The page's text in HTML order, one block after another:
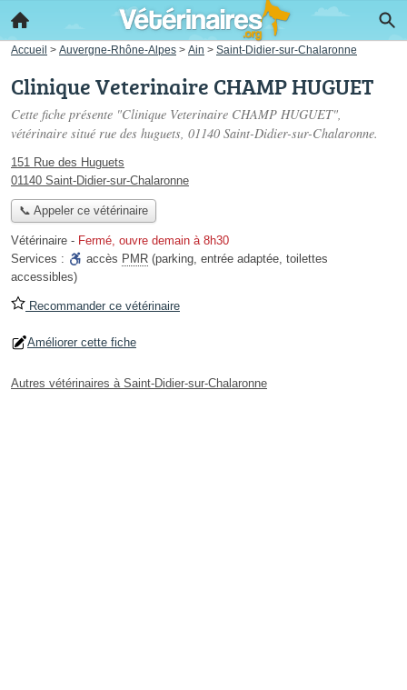
Accueil > Auvergne-Rhône-Alpes > Ain > Saint-Didier-sur-Chalaronne
Clinique Veterinaire CHAMP HUGUET
Cette fiche présente "Clinique Veterinaire CHAMP HUGUET",
vétérinaire situé rue des huguets, 01140 Saint-Didier-sur-Chalaronne.
151 Rue des Huguets
01140 Saint-Didier-sur-Chalaronne
📞 Appeler ce vétérinaire
Vétérinaire - Fermé, ouvre demain à 8h30
Services :
accès PMR (parking, entrée adaptée, toilettes
accessibles)
Recommander ce vétérinaire
Améliorer cette fiche
Autres vétérinaires à Saint-Didier-sur-Chalaronne